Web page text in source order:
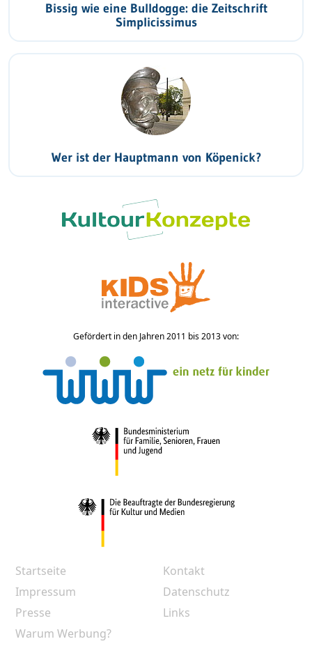
Bissig wie eine Bulldogge: die Zeitschrift
Simplicissimus
Wer ist der Hauptmann von Köpenick?
Gefördert in den Jahren 2011 bis 2013 von:
Startseite
Kontakt
Impressum
Datenschutz
Presse
Links
Warum Werbung?